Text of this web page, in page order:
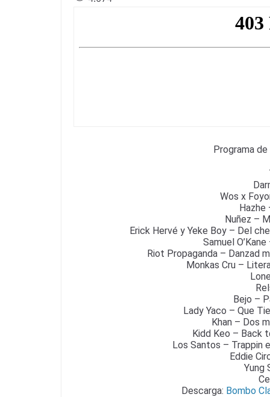
c
b a A
Programa
Wos x
Hazhe
Nuñez –
Erick Hervé y Yeke Boy – Del
Samuel
Riot Propaganda – Danzad
Monkas Cru –
Bejo –
Lady Yaco – Que
Khan – Dos
Kidd Keo – Back
Los Santos – Trappin
Eddie
Yung
Descarga: Bombo